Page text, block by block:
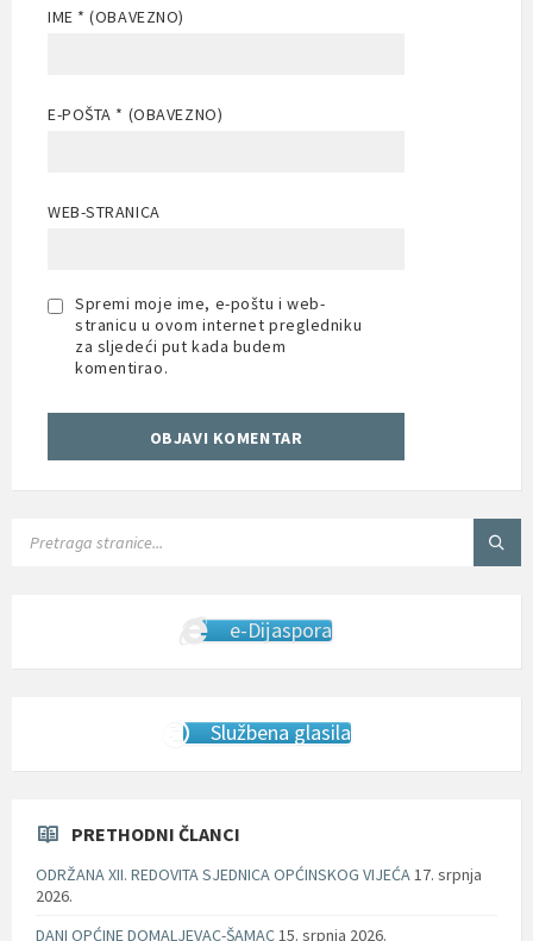
IME * (OBAVEZNO)
E-POŠTA * (OBAVEZNO)
WEB-STRANICA
Spremi moje ime, e-poštu i web-
stranicu u ovom internet pregledniku
za sljedeći put kada budem
komentirao.
e-Dijaspora
Službena glasila
PRETHODNI ČLANCI
ODRŽANA XII. REDOVITA SJEDNICA OPĆINSKOG VIJEĆA 17. srpnja
2026.
DANI OPĆINE DOMALJEVAC-ŠAMAC 15. srpnja 2026.